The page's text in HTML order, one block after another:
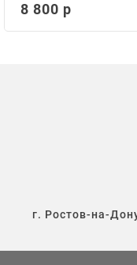
8 800 р
г. Ростов-на-